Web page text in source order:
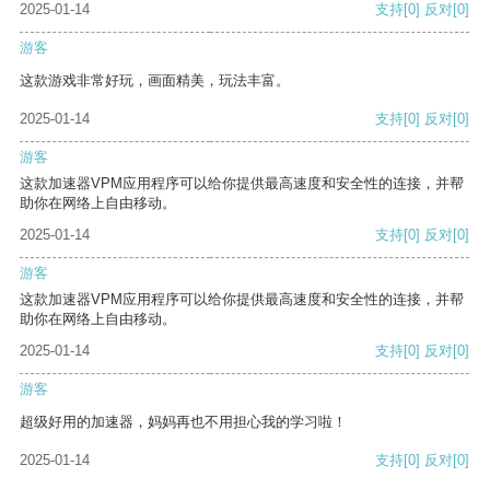
2025-01-14 支持[0] 反对[0]
游客
这款游戏非常好玩，画面精美，玩法丰富。
2025-01-14 支持[0] 反对[0]
游客
这款加速器VPM应用程序可以给你提供最高速度和安全性的连接，并帮
助你在网络上自由移动。
2025-01-14
支持[0] 反对[0]
游客
这款加速器VPM应用程序可以给你提供最高速度和安全性的连接，并帮
助你在网络上自由移动。
2025-01-14
支持[0] 反对[0]
游客
超级好用的加速器，妈妈再也不用担心我的学习啦！
2025-01-14 支持[0] 反对[0]